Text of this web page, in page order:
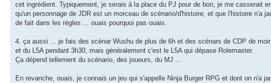
cet ingrédient. Typiquement, je serais à la place du PJ pour de bon, je me casserait
qu'un personnage de JDR est un morceau de scénario/d'histoire, et que l'histoire
de fait dans les règles ... ouais pourquoi pas ouais.
4. ça aussi ... je fais des scénar Wushu de plus de 6h et des scénars de CDP de
et du L5A pendant 3h30, mais généralement c'est le L5A qui dépase Rolemaster.
Ça dépend tellement du scénario, des joueurs, du MJ ...
En revanche, ouais, je connais un jeu qui s'appelle Ninja Burger RPG et dont on n'a